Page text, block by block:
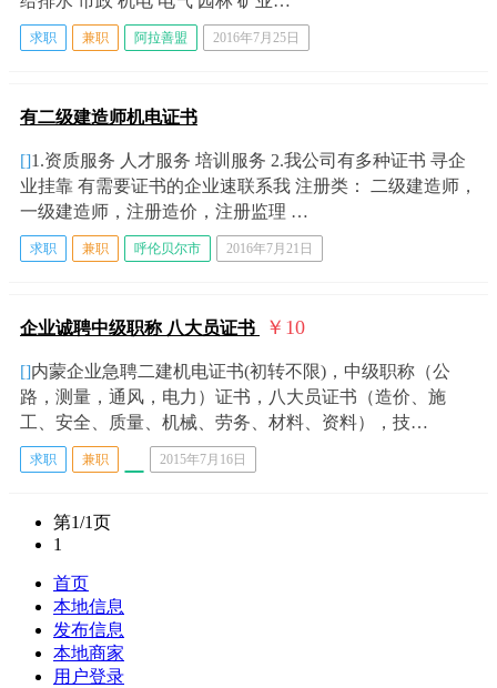
求职 兼职 阿拉善盟 2016年7月25日
有二级建造师机电证书
[]1.资质服务 人才服务 培训服务 2.我公司有多种证书 寻企
业挂靠 有需要证书的企业速联系我 注册类： 二级建造师，
一级建造师，注册造价，注册监理 …
求职 兼职 呼伦贝尔市 2016年7月21日
企业诚聘中级职称 八大员证书 ￥10
[]内蒙企业急聘二建机电证书(初转不限)，中级职称（公
路，测量，通风，电力）证书，八大员证书（造价、施
工、安全、质量、机械、劳务、材料、资料），技…
求职 兼职 2015年7月16日
第1/1页
1
首页
本地信息
发布信息
本地商家
用户登录